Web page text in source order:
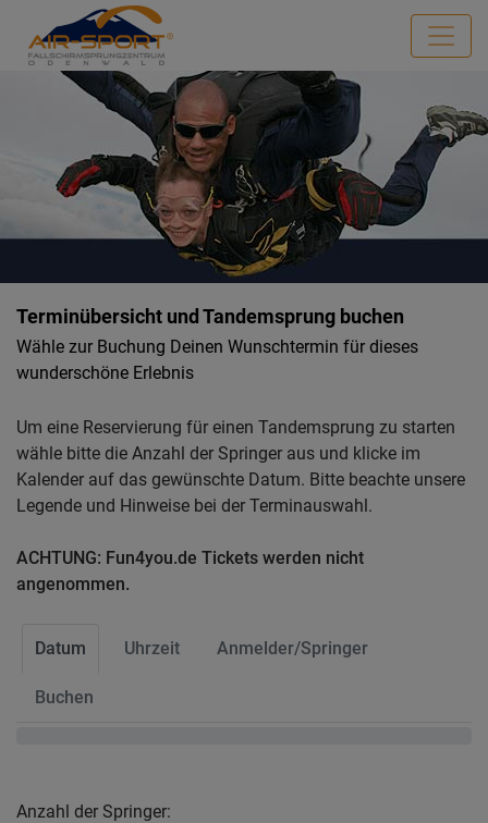
Terminübersicht und Tandemsprung buchen
Wähle zur Buchung Deinen Wunschtermin für dieses
wunderschöne Erlebnis
Um eine Reservierung für einen Tandemsprung zu starten
wähle bitte die Anzahl der Springer aus und klicke im
Kalender auf das gewünschte Datum. Bitte beachte unsere
Legende und Hinweise bei der Terminauswahl.
ACHTUNG: Fun4you.de Tickets werden nicht
angenommen.
Datum Uhrzeit Anmelder/Springer
Buchen
Anzahl der Springer: